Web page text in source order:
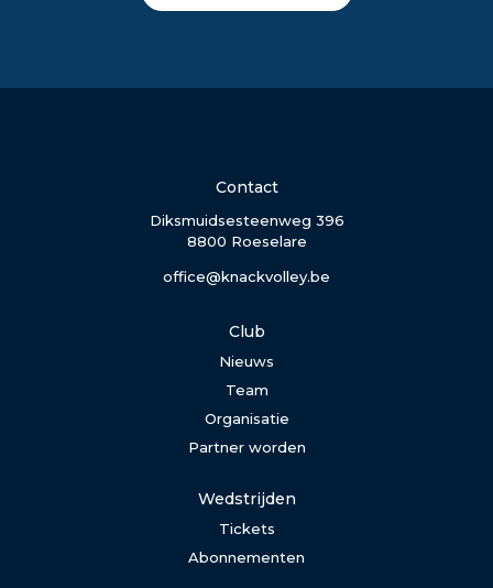
Contact
Diksmuidsesteenweg 396
8800 Roeselare
office@knackvolley.be
Club
Nieuws
Team
Organisatie
Partner worden
Wedstrijden
Tickets
Abonnementen